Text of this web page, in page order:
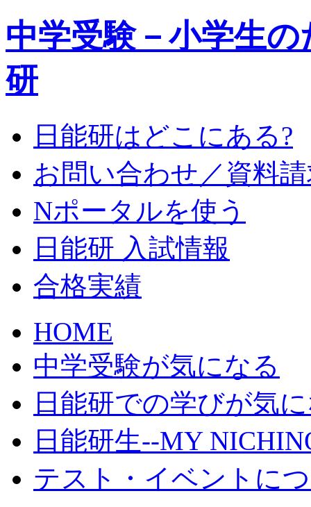
中学受験－小学生
研
日能研はどこにある?
お問い合わせ／資料
Nポータルを使う
日能研 入試情報
合格実績
HOME
中学受験が気になる
日能研での学びが気
日能研生--MY
テスト・イベントに